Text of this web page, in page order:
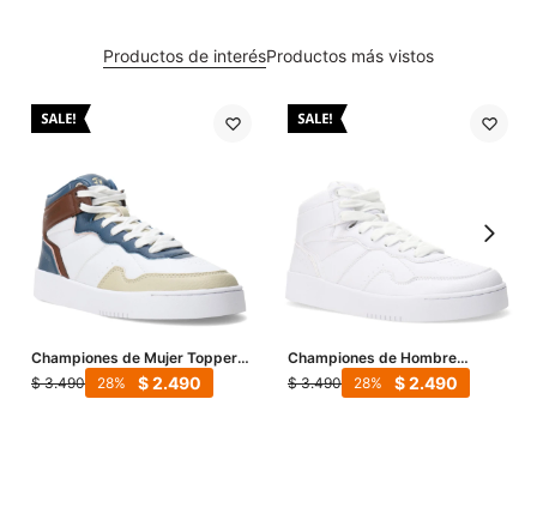
Productos de interésProductos más vistos
Championes de Mujer Topper
Terre Mid - Blanco - Azul -
$ 3.490 $2.490
28
Championes de Hombre
Topper Terre Mid - Blanco
$ 3.490 $2.490
28